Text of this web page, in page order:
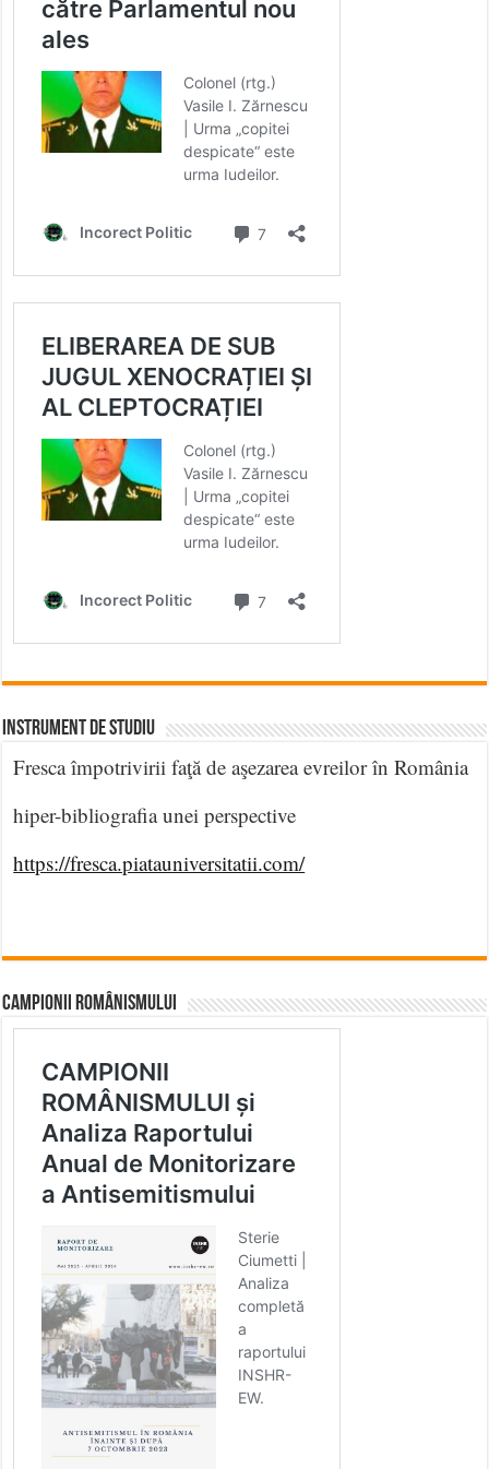
INSTRUMENT DE STUDIU
Fresca împotrivirii faţă de aşezarea evreilor în România
hiper-bibliografia unei perspective
https://fresca.piatauniversitatii.com/
CAMPIONII ROMÂNISMULUI